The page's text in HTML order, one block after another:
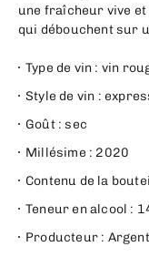
une fraîcheur vive
qui débouchent sur
Type de vin : vin
Style de vin :
Goût : sec
Millésime : 2020
Contenu de la
Teneur en alcool :
Producteur :